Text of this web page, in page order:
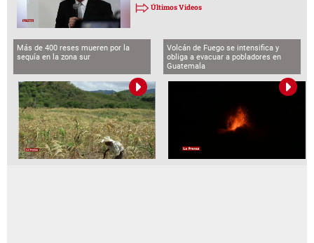
Últimos Videos
Más de 400 reses mueren por la
sequía en la zona sur
Volcán de Fuego se intensifica y
obliga a evacuar a pobladores en
Guatemala